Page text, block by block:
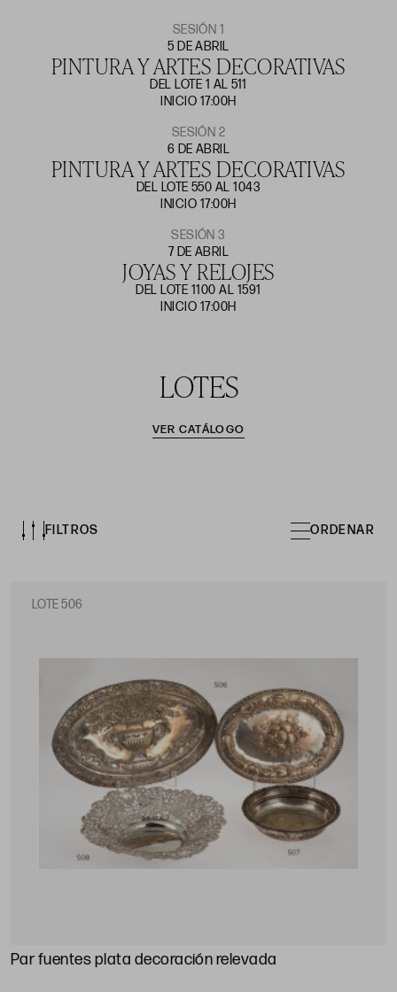
SESIÓN 1
5 DE ABRIL
PINTURA Y ARTES DECORATIVAS
DEL LOTE 1 AL 511
INICIO 17:00H
SESIÓN 2
6 DE ABRIL
PINTURA Y ARTES DECORATIVAS
DEL LOTE 550 AL 1043
INICIO 17:00H
SESIÓN 3
7 DE ABRIL
JOYAS Y RELOJES
DEL LOTE 1100 AL 1591
INICIO 17:00H
LOTES
VER CATÁLOGO
FILTROS ORDENAR
LOTE 506
Par fuentes plata decoración relevada